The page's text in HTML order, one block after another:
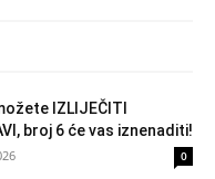
IZLIJEČITI
broj 6 će vas iznenaditi!
0